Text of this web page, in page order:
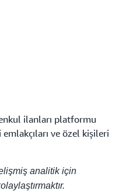
ilanları platformu
ve özel kişileri
analitik için